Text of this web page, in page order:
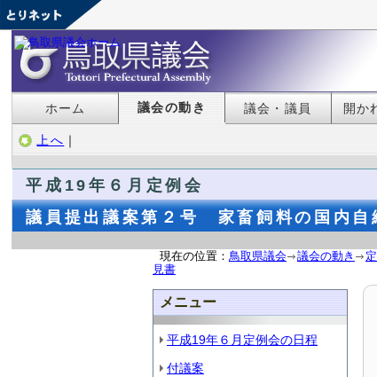
ホーム 議会の動き 議会・議員 開か
上へ ｜
平成19年６月定例会
議員提出議案第２号 家畜飼料の国内自
現在の位置： 鳥取県議会 議会の動き
見書
メニュー
平成19年６月定例会の日程
付議案